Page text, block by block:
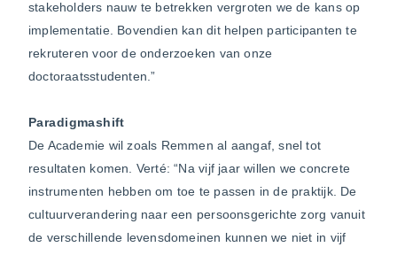
stakeholders nauw te betrekken vergroten we de kans op
implementatie. Bovendien kan dit helpen participanten te
rekruteren voor de onderzoeken van onze
doctoraatsstudenten.”
Paradigmashift
De Academie wil zoals Remmen al aangaf, snel tot
resultaten komen. Verté: “Na vijf jaar willen we concrete
instrumenten hebben om toe te passen in de praktijk. De
cultuurverandering naar een persoonsgerichte zorg vanuit
de verschillende levensdomeinen kunnen we niet in vijf